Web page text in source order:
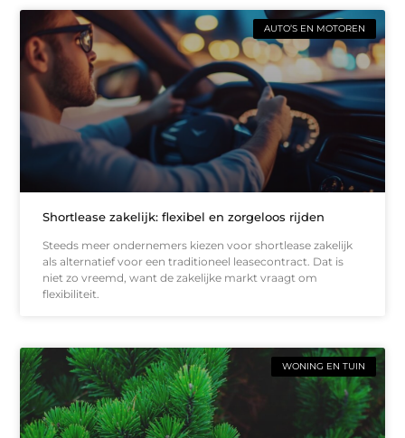
AUTO’S EN MOTOREN
Shortlease zakelijk: flexibel en zorgeloos rijden
Steeds meer ondernemers kiezen voor shortlease zakelijk
als alternatief voor een traditioneel leasecontract. Dat is
niet zo vreemd, want de zakelijke markt vraagt om
flexibiliteit.
WONING EN TUIN